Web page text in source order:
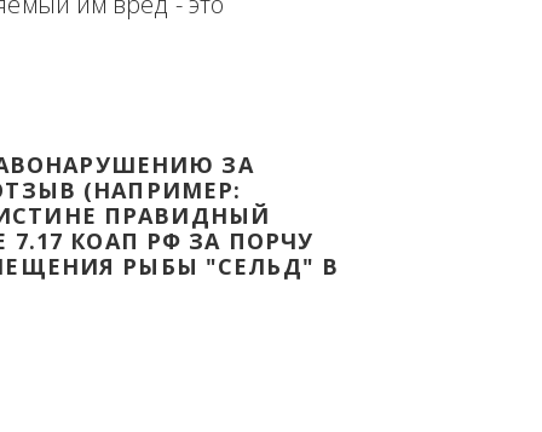
доказательством с целью -
Законодательства Российской